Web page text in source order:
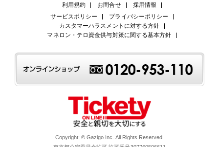
利用規約
お問合せ
採用情報
サービスポリシー
プライバシーポリシー
カスタマーハラスメントに対する方針
マネロン・テロ資金供与対策に関する基本方針
Copyright: © Gazigo Inc. All Rights Reserved.